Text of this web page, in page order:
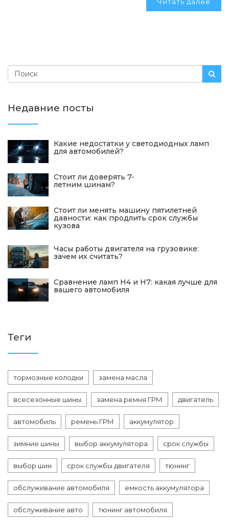
обеспечить стабильную работу автомобиля.
Недавние посты
Какие недостатки у светодиодных ламп
для автомобилей?
Стоит ли доверять 7-
летним шинам?
Стоит ли менять машину пятилетней
давности: как продлить срок службы
кузова
Часы работы двигателя на грузовике:
зачем их считать?
Сравнение ламп H4 и H7: какая лучше для
вашего автомобиля
Теги
тормозные колодки замена масла
всесезонные шины замена ремня ГРМ двигатель
автомобиль ремень ГРМ аккумулятор
зимние шины выбор аккумулятора срок службы
выбор шин срок службы двигателя тюнинг
обслуживание автомобиля емкость аккумулятора
обслуживание авто тюнинг автомобиля